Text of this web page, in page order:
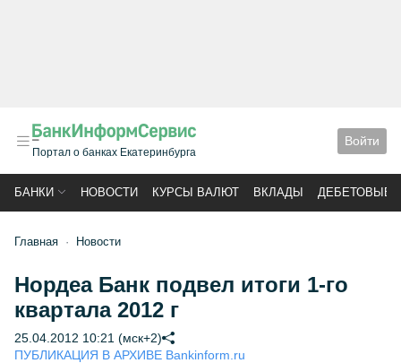
Портал о банках Екатеринбурга
Войти
БАНКИ НОВОСТИ КУРСЫ ВАЛЮТ ВКЛАДЫ ДЕБЕТОВЫЕ
Главная Новости
Нордеа Банк подвел итоги 1-го
квартала 2012 г
25.04.2012 10:21 (мск+2)
ПУБЛИКАЦИЯ В АРХИВЕ Bankinform.ru